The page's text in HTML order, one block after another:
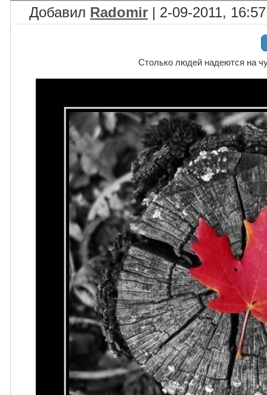
Добавил Radomir | 2-09-2011, 16:57
Столько людей надеются на